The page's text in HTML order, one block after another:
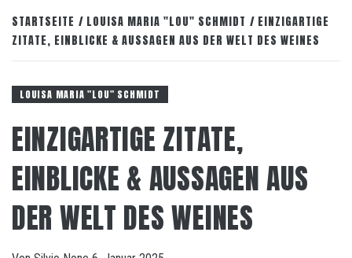
STARTSEITE LOUISA MARIA "LOU" SCHMIDT
EINZIGARTIGE
ZITATE, EINBLICKE & AUSSAGEN AUS DER WELT DES WEINES
LOUISA MARIA "LOU" SCHMIDT
EINZIGARTIGE ZITATE,
EINBLICKE & AUSSAGEN AUS
DER WELT DES WEINES